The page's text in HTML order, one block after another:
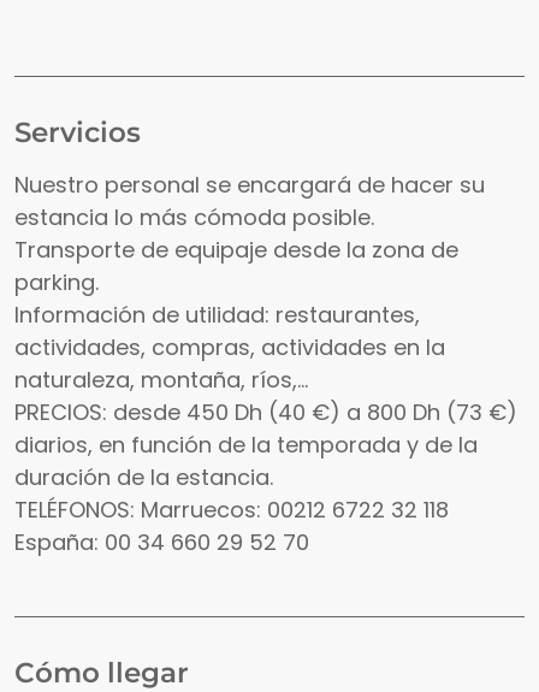
Servicios
Nuestro personal se encargará de hacer su
estancia lo más cómoda posible.
Transporte de equipaje desde la zona de
parking.
Información de utilidad: restaurantes,
actividades, compras, actividades en la
naturaleza, montaña, ríos,...
PRECIOS: desde 450 Dh (40 €) a 800 Dh (73 €)
diarios, en función de la temporada y de la
duración de la estancia.
TELÉFONOS: Marruecos: 00212 6722 32 118
España: 00 34 660 29 52 70
Cómo llegar